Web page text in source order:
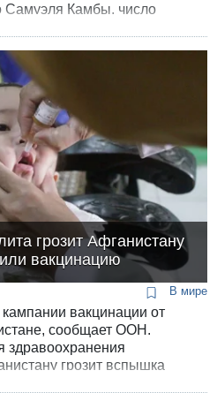
Самуэля Камбы, число
грозит Афганистану
вакцинацию
В мире
вакцинации от
сообщает ООН.
здравоохранения
грозит вспышка